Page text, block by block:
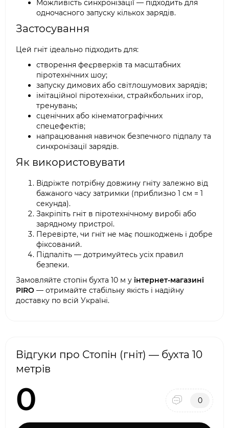
Можливість синхронізації — підходить для
одночасного запуску кількох зарядів.
Застосування
Цей гніт ідеально підходить для:
створення феєрверків та масштабних
піротехнічних шоу;
запуску димових або світлошумових зарядів;
імітаційної піротехніки, страйкбольних ігор,
тренувань;
сценічних або кінематографічних
спецефектів;
напрацювання навичок безпечного підпалу та
синхронізації зарядів.
Як використовувати
Відріжте потрібну довжину гніту залежно від
бажаного часу затримки (приблизно 1 см = 1
секунда).
Закріпіть гніт в піротехнічному виробі або
зарядному пристрої.
Перевірте, чи гніт не має пошкоджень і добре
фіксований.
Підпаліть — дотримуйтесь усіх правил
безпеки.
Замовляйте стопін бухта 10 м у інтернет-магазині
PIRO — отримайте стабільну якість і надійну
доставку по всій Україні.
Відгуки про Стопін (гніт) — бухта 10
метрів
0 0